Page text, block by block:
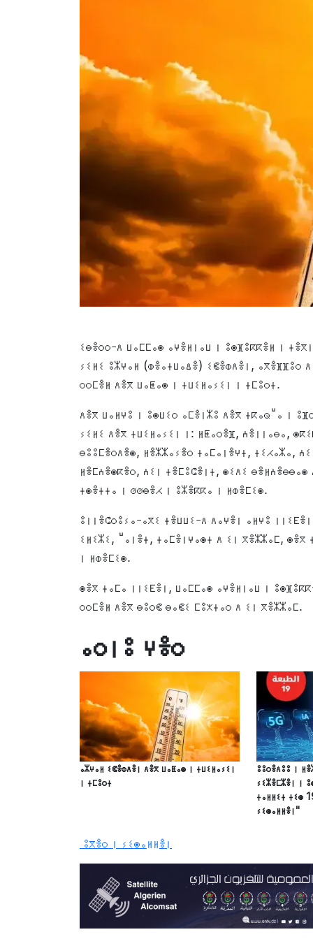
ⵉⴱⴻⵔⵔ-ⴷ ⵡⴰⵎⵎⴰⵙ ⴰⵖⴻⵍⵏⴰⵡ ⵏ ⵓⵙⴼⵓⴽⴽⴻⵍ ⵏ
ⵢⵉⵍⵉ ⵓⵣⵖⴰⵍ (ⵀⴻⴰⵜⵡⴰⵠⴻ) ⵉⵞⴻⵀⴷⴻⵏ, ⴰⴳⴻⴼⴼⵓⵔ
ⵔⵔⵎⴻⵍ ⴷⴻⴳ ⵡⴰⵟⴰⵙ ⵏ ⵜⵡⵉⵍⴰⵢⵉⵏ ⵏ ⵜⵎⵓⵔⵜ.
ⴷⴻⴳ ⵡⴰⵍⵖⵓ ⵏ ⵓⵙⵡⵉⵔ ⴰⵎⴻⵏⵣⵓ ⴷⴻⴳ ⵜⴽⴰⵕⵯⴰ ⵏ
ⵢⵉⵍⵉ ⴷⴻⴳ ⵜⵡⵉⵍⴰⵢⵉⵏ ⵏ: ⵍⵟⴰⵔⴻⴼ, ⵄⴻⵏⵏⴰⴱⴰ,
ⴱⵓⵓⵎⴻⵔⴷⴻⵙ, ⵍⴻⵣⵣⴰⵢⴻⵔ ⵜⴰⵎⴰⵏⴻⵖⵜ, ⵜⵉⵃⴰⵣⴰ,
ⵍⴻⵎⵄⴻⵙⴽⴻⵔ, ⵄⵉⵏ ⵜⴻⵎⵓⵛⴻⵏⵜ, ⵙⵉⴷⵉ
ⵜⵙⴻⵜⵜⴰ ⵏ ⵚⵚⴱⴻⵃ ⵏ ⵓⵣⴻⴽⴽⴰ ⵏ ⵍⵀⴻⵎⵉⵙ.
ⵓⵏⵏⴻⵛⵔⵓⵢⴰ-ⴰⴳⵉ ⵜⴻⵡⵡⵉ-ⴷ ⴷⴰⵖⴻⵏ ⴰⵍⵖⵓ
ⵉⵍⵉⵣⵉ, ⵯⴰⵏⴻⵜ, ⵜⴰⵎⴻⵏⵖⴰⵙⵜ ⴷ ⵉⵏ ⴳⴻⵣⵣⴰⵎ,
ⵏ ⵍⵀⴻⵎⵉⵙ.
ⵙⴻⴳ ⵜⴰⵎⴰ ⵏⵏⵉⴹⴻⵏ, ⵡⴰⵎⵎⴰⵙ ⴰⵖⴻⵍⵏⴰⵡ ⵏ
ⵔⵔⵎⴻⵍ ⴷⴻⴳ ⴱⵓⵔⵞ ⴱⴰⵞⵉ ⵎⵓⵅⵜⴰⵔ ⴷ ⵉⵏ ⴳⴻⵣⵣⴰⵎ.
ⴰⵔⵏⵓ ⵖⴻⵔ
ⴰⵣⵖⴰⵍ ⵉⵞⴻⵀⴷⴻⵏ ⴷⴻⴳ ⵡⴰⵟⴰⵙ ⵏ ⵜⵡⵉⵍⴰⵢⵉⵏ
ⵏ ⵜⵎⵓⵔⵜ
ⵓⵓⵔⴻⴷⵓⵓ ⵏ
ⵢⵉⵣⴻⵎⵣⴻⵏ ⵏ
ⵜⴰⵍⵍⵉⵜ ⵜⵉⵙ
ⵢⵉⵙⴰⵍⵍⴻⵏ"
ⵓⴳⴻⵔ ⵏ ⵢⵉⵙⴰⵍⵍⴻⵏ